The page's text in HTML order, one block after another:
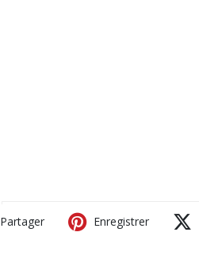
Partager Enregistrer